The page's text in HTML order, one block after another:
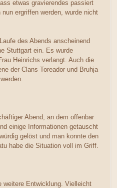
etwas gravierendes passiert
ergriffen werden, wurde nicht
des Abends anscheinend
Stuttgart ein. Es wurde
Heinrichs verlangt. Auch die
der Clans Toreador und Bruhja
Abend, an dem offenbar
einige Informationen getauscht
gelöst und man konnte den
habe die Situation voll im Griff.
weitere Entwicklung. Vielleicht